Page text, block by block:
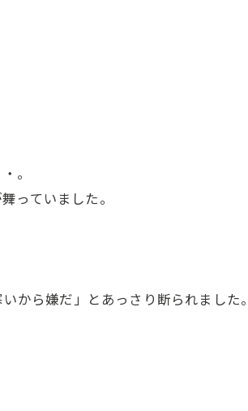
。
っていました。
から嫌だ」とあっさり断られました。